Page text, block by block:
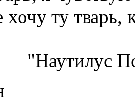
хочу ту тварь,